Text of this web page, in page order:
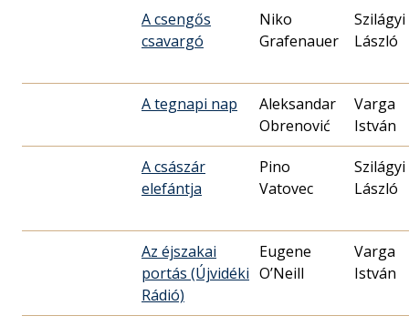
A csengős
csavargó
Niko
Grafenauer
Szilágyi
László
A tegnapi nap
Aleksandar
Obrenović
Varga
István
A császár
elefántja
Pino
Vatovec
Szilágyi
László
Az éjszakai
portás (Újvidéki
Rádió)
Eugene
O’Neill
Varga
István